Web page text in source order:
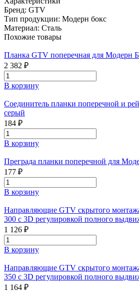
Бренд: GTV
Тип продукции: Модерн бокс
Материал: Сталь
Похожие товары
Планка GTV поперечная для Модерн
2 382 ₽
В корзину
Соединитель планки поперечной и
серый
184 ₽
В корзину
Преграда планки поперечной для
177 ₽
В корзину
Направляющие GTV скрытого
300 с 3D регулировкой полного
1 126 ₽
В корзину
Направляющие GTV скрытого
350 с 3D регулировкой полного
1 164 ₽